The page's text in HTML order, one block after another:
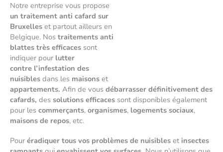
Notre entreprise vous propose
un traitement anti cafard sur
Bruxelles et partout ailleurs en
Belgique. Nos traitements anti
blattes très efficaces sont
indiquer pour lutter
contre l’infestation des
nuisibles dans les maisons et
appartements. Afin de vous débarrasser définitivement des
cafards, des solutions efficaces sont disponibles également
pour les commerçants, organismes, logements sociaux,
maisons de repos, etc.
Pour éradiquer tous vos problèmes de nuisibles et insectes